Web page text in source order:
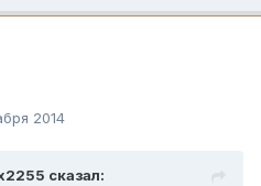
2014
сказал: